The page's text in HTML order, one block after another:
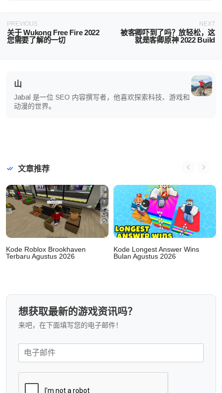
PREVIOUS
关于 Wukong Free Fire 2022
您需要了解的一切
NEXT
被客卿吓到了吗？放轻松，这
就是客卿原神 2022 Build
山
Jabal 是一位 SEO 内容撰写者，他喜欢探索科技、游戏和
动漫的世界。
文章推荐
Kode Roblox Brookhaven
Terbaru Agustus 2026
Kode Longest Answer Wins
Bulan Agustus 2026
想获取最新的游戏资讯吗？
来吧，在下面填写您的电子邮件！